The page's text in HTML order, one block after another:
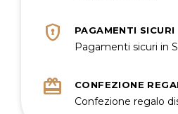
encrypted PAGAMENTI SICURI
Pagamenti sicuri in
redeem CONFEZIONE
Confezione regalo